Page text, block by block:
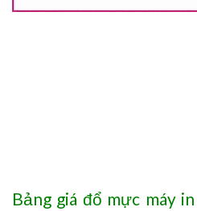
Bảng giá đổ mực máy